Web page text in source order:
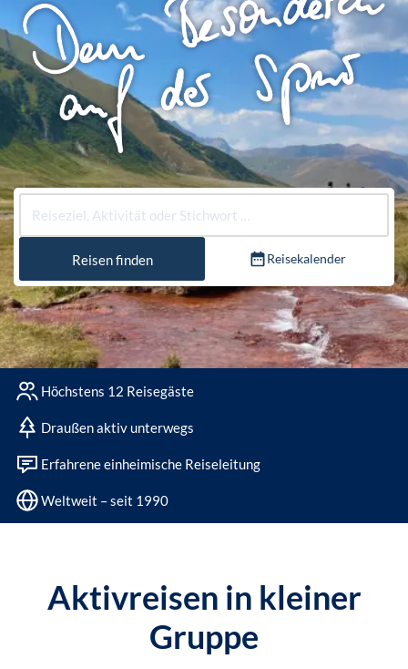
Reisen finden Reisekalender
Höchstens 12 Reisegäste
Draußen aktiv unterwegs
Erfahrene einheimische Reiseleitung
Weltweit – seit 1990
Aktivreisen in kleiner
Gruppe